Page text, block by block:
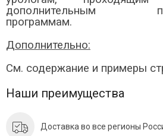
дополнительным
программам.
Дополнительно:
См. содержание и примеры
Наши преимущества
Доставка во все регионы